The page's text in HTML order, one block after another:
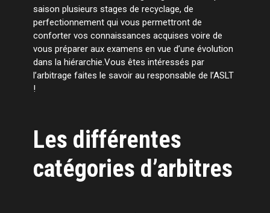
saison plusieurs stages de recyclage, de
perfectionnement qui vous permettront de
conforter vos connaissances acquises voire de
vous préparer aux examens en vue d’une évolution
dans la hiérarchie.Vous êtes intéressés par
l’arbitrage faites le savoir au responsable de l’ASLT
!
Les différentes
catégories d’arbitres